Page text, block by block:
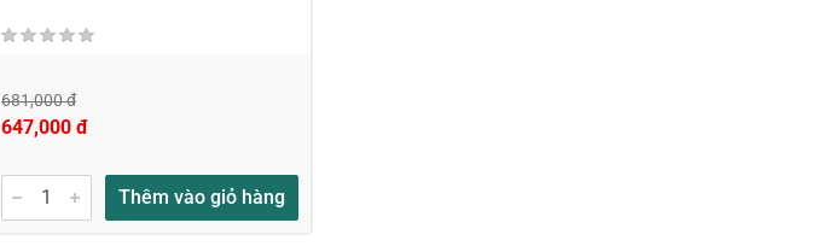
681,000 đ
647,000 đ
Thêm vào giỏ hàng